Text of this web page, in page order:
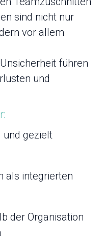
sind nicht nur
vor allem
führen
und
und gezielt
als integrierten
der Organisation